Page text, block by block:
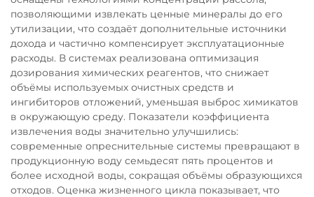
позволяющими извлекать ценные минералы до его
утилизации, что создаёт дополнительные источники
дохода и частично компенсирует эксплуатационные
расходы. В системах реализована оптимизация
дозирования химических реагентов, что снижает
объёмы используемых очистных средств и
ингибиторов отложений, уменьшая выброс химикатов
в окружающую среду. Показатели коэффициента
извлечения воды значительно улучшились:
современные опреснительные системы превращают в
продукционную воду семьдесят пять процентов и
более исходной воды, сокращая объёмы образующихся
отходов. Оценка жизненного цикла показывает, что